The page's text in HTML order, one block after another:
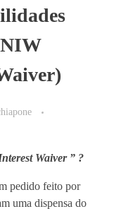
Waiver ” ?
pedido feito por
uma dispensa do